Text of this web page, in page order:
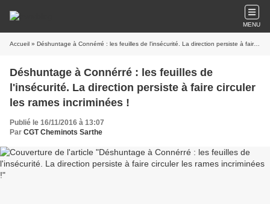
MENU
Accueil » Déshuntage à Connérré : les feuilles de l'insécurité. La direction persiste à faire circuler les rames incriminées !
Déshuntage à Connérré : les feuilles de
l'insécurité. La direction persiste à faire circuler
les rames incriminées !
Publié le 16/11/2016 à 13:07
Par CGT Cheminots Sarthe